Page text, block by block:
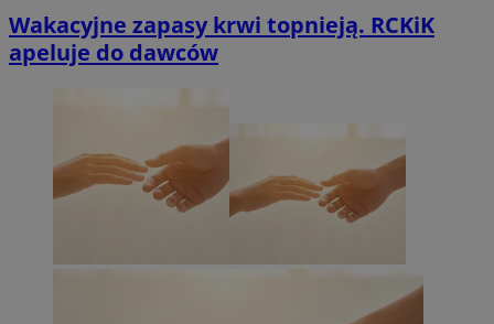
Wakacyjne zapasy krwi topnieją. RCKiK
apeluje do dawców